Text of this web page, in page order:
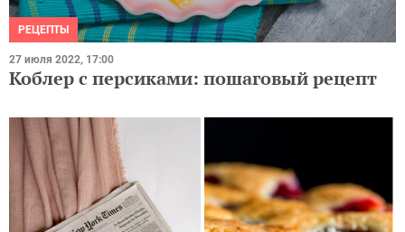
РЕЦЕПТЫ
27 июля 2022, 17:00
Коблер с персиками: пошаговый рецепт